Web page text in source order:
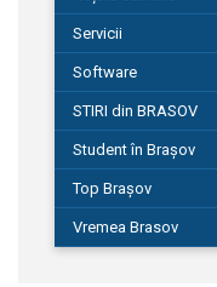
Servicii
Software
STIRI din BRASOV
Student în Brașov
Top Brașov
Vremea Brasov